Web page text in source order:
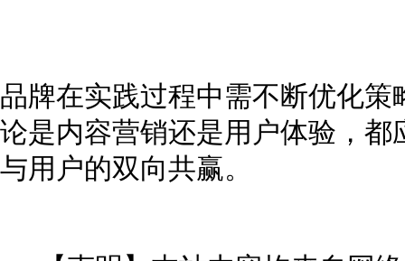
品牌在实践过程中需不断优化
论是内容营销还是用户体验，
与用户的双向共赢。